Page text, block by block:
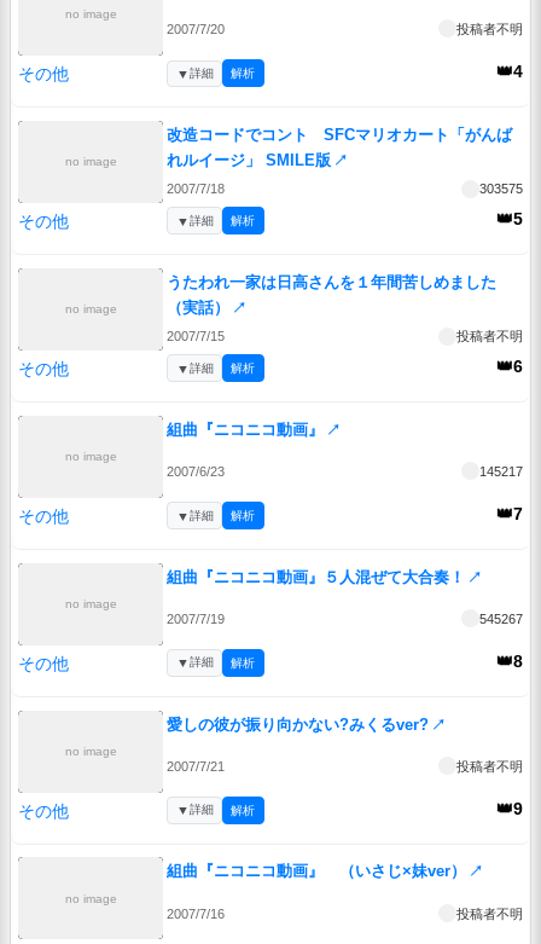
no image
2007/7/20 投稿者不明
その他 👑4
▼詳細 解析
no image
改造コードでコント SFCマリオカート「がんば
れルイージ」 SMILE版 ↗
2007/7/18 303575
その他 👑5
▼詳細 解析
no image
うたわれ一家は日高さんを１年間苦しめました
（実話）
↗
2007/7/15 投稿者不明
その他 👑6
▼詳細 解析
no image
組曲『ニコニコ動画』 ↗
2007/6/23 145217
その他 👑7
▼詳細 解析
no image
組曲『ニコニコ動画』５人混ぜて大合奏！ ↗
2007/7/19 545267
その他 👑8
▼詳細 解析
no image
愛しの彼が振り向かない?みくるver? ↗
2007/7/21 投稿者不明
その他 👑9
▼詳細 解析
no image
組曲『ニコニコ動画』 （いさじ×妹ver） ↗
2007/7/16 投稿者不明